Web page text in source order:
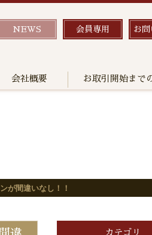
NEWS 会員専用 お
会社概要 お取引開始まで
が間違いなし！！
カテゴリ